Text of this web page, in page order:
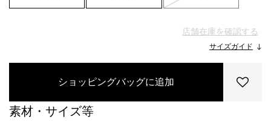
店舗在庫を確認する
サイズガイド
ショッピングバッグに追加
素材・サイズ等